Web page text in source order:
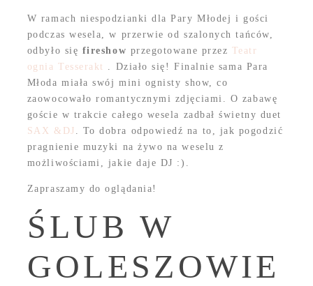
W ramach niespodzianki dla Pary Młodej i gości
podczas wesela, w przerwie od szalonych tańców,
odbyło się fireshow przegotowane przez Teatr
ognia Tesserakt . Działo się! Finalnie sama Para
Młoda miała swój mini ognisty show, co
zaowocowało romantycznymi zdjęciami. O zabawę
goście w trakcie całego wesela zadbał świetny duet
SAX &DJ . To dobra odpowiedź na to, jak pogodzić
pragnienie muzyki na żywo na weselu z
możliwościami, jakie daje DJ :).
Zapraszamy do oglądania!
ŚLUB W
GOLESZOWIE